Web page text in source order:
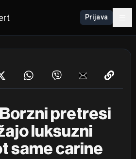
Prijava
pretresi
luksuzni
same carine